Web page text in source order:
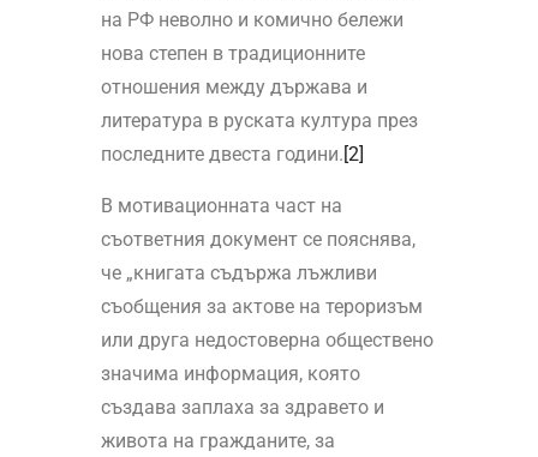
на РФ неволно и комично бележи
нова степен в традиционните
отношения между държава и
литература в руската култура през
последните двеста години. [2]
В мотивационната част на
съответния документ се пояснява,
че „книгата съдържа лъжливи
съобщения за актове на тероризъм
или друга недостоверна обществено
значима информация, която
създава заплаха за здравето и
живота на гражданите, за